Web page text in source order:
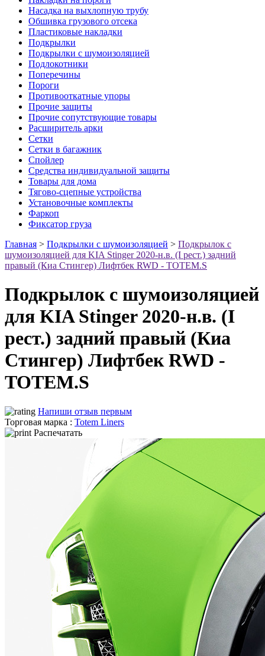
Насадка на выхлопную трубу
Обшивка грузового отсека
Пластиковые накладки
Подкрылки
Подкрылки с шумоизоляцией
Подлокотники
Поперечины
Пороги
Противооткатные упоры
Прочие защиты
Прочие сопутствующие товары
Расширитель арки
Сетки
Сетки в багажник
Спойлер
Средства индивидуальной защиты
Товары для дома
Тягово-сцепные устройства
Установочные комплекты
Фаркоп
Фиксатор груза
Главная > Подкрылки с шумоизоляцией > Подкрылок с
шумоизоляцией для KIA Stinger 2020-н.в. (I рест.) задний
правый (Киа Стингер) Лифтбек RWD - TOTEM.S
Подкрылок с шумоизоляцией
для KIA Stinger 2020-н.в. (I
рест.) задний правый (Киа
Стингер) Лифтбек RWD -
TOTEM.S
Напиши отзыв первым
Торговая марка : Totem Liners
Распечатать